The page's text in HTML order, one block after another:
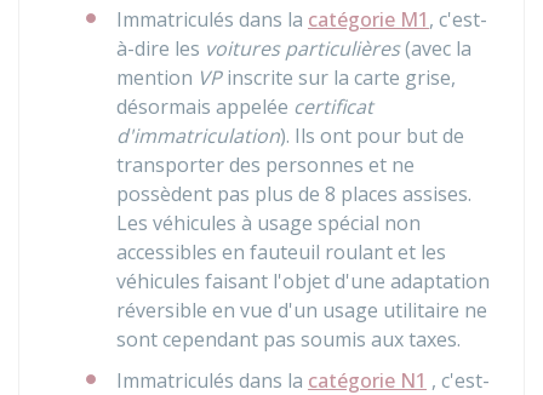
Immatriculés dans la catégorie M1, c'est-
à-dire les voitures particulières(avec la
mention VPinscrite sur la carte grise,
désormais appelée certificat
d'immatriculation). Ils ont pour but de
transporter des personnes et ne
possèdent pas plus de 8 places assises.
Les véhicules à usage spécial non
accessibles en fauteuil roulant et les
véhicules faisant l'objet d'une adaptation
réversible en vue d'un usage utilitaire ne
sont cependant pas soumis aux taxes.
Immatriculés dans la catégorie N1 , c'est-